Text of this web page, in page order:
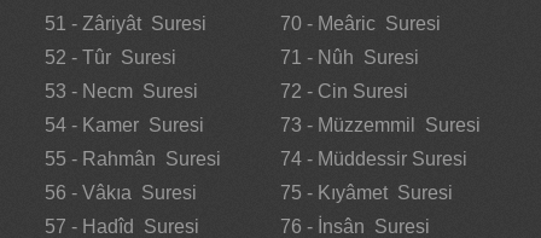
51 - Zâriyât Suresi
52 - Tûr Suresi
53 - Necm Suresi
54 - Kamer Suresi
55 - Rahmân Suresi
56 - Vâkıa Suresi
57 - Hadîd Suresi
70 - Meâric Suresi
71 - Nûh Suresi
72 - Cin Suresi
73 - Müzzemmil Suresi
74 - Müddessir Suresi
75 - Kıyâmet Suresi
76 - İnsân Suresi